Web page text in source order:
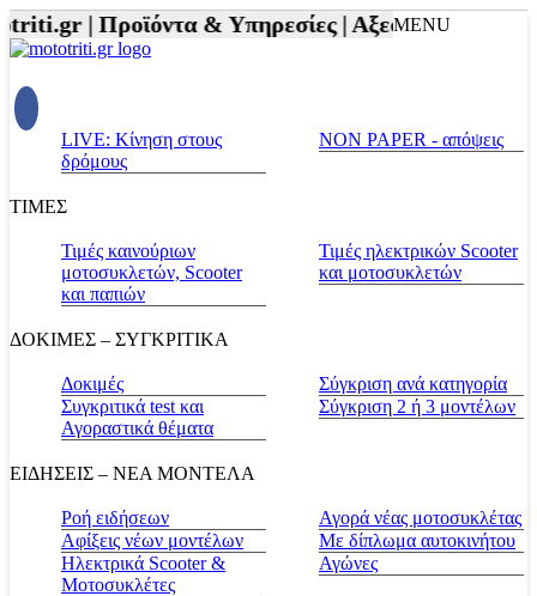
| Προϊόντα & Υπηρεσίες |Αξεσουάρ
MENU
LIVE: Κίνηση στους
δρόμους
NON PAPER - απόψεις
ΤΙΜΕΣ
Τιμές καινούριων
μοτοσυκλετών, Scooter
και παπιών
Τιμές ηλεκτρικών Scooter
και μοτοσυκλετών
ΔΟΚΙΜΕΣ – ΣΥΓΚΡΙΤΙΚΑ
Δοκιμές
Συγκριτικά test και
Αγοραστικά θέματα
Σύγκριση ανά κατηγορία
Σύγκριση 2 ή 3 μοντέλων
ΕΙΔΗΣΕΙΣ – ΝΕΑ ΜΟΝΤΕΛΑ
Ροή ειδήσεων
Αφίξεις νέων μοντέλων
Ηλεκτρικά Scooter &
Μοτοσυκλέτες
Αγορά νέας μοτοσυκλέτας
Με δίπλωμα αυτοκινήτου
Αγώνες